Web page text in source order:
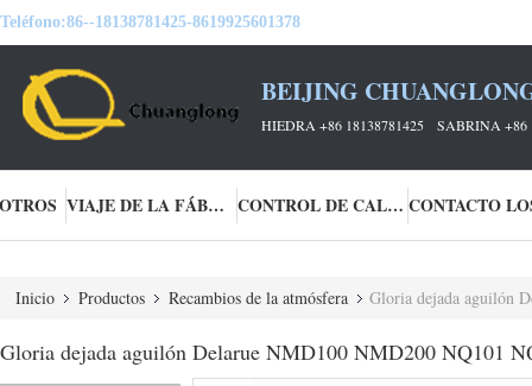
Teléfono:86--18138781425-8619925601378
BEIJING
HIEDRA +86 18138781425 SABRINA +86
VIAJE DE LA FÁBRICA CONTROL DE CALIDAD
Inicio Productos Recambios de la atmósfera Gloria dejada aguilón
Gloria dejada aguilón Delarue NMD100 NMD200 NQ101